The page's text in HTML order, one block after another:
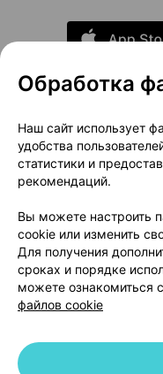
О
Размещение
Способы
Обработка
Наш сайт использует
удобства
статистики и
рекомендаций.
Вы можете настроить
cookie или изменить
Для получения
сроках и порядке
можете ознакомиться
файлов cookie